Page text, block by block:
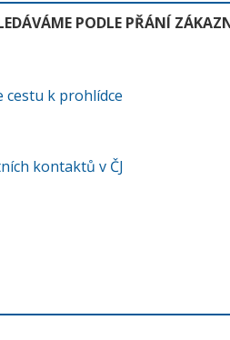
PODLE PŘÁNÍ
cestu k prohlídce
kontaktů v ČJ